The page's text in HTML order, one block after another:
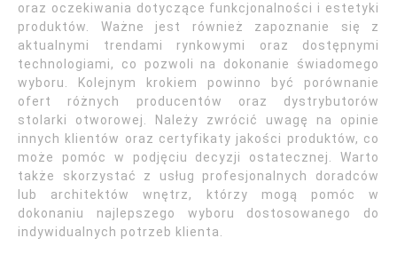
oraz oczekiwania dotyczące funkcjonalności i estetyki
produktów. Ważne jest również zapoznanie się z
aktualnymi trendami rynkowymi oraz dostępnymi
technologiami, co pozwoli na dokonanie świadomego
wyboru. Kolejnym krokiem powinno być porównanie
ofert różnych producentów oraz dystrybutorów
stolarki otworowej. Należy zwrócić uwagę na opinie
innych klientów oraz certyfikaty jakości produktów, co
może pomóc w podjęciu decyzji ostatecznej. Warto
także skorzystać z usług profesjonalnych doradców
lub architektów wnętrz, którzy mogą pomóc w
dokonaniu najlepszego wyboru dostosowanego do
indywidualnych potrzeb klienta.